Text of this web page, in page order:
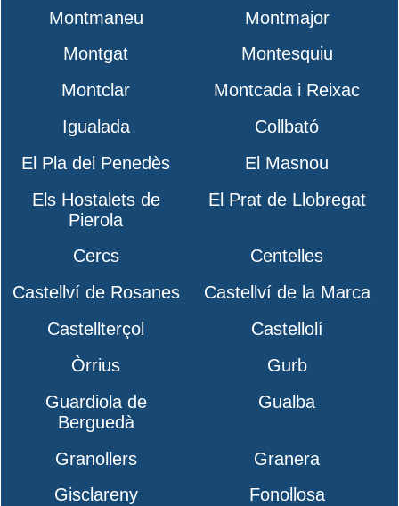
Montmaneu
Montmajor
Montgat
Montesquiu
Montclar
Montcada i Reixac
Igualada
Collbató
El Pla del Penedès
El Masnou
Els Hostalets de
Pierola
El Prat de Llobregat
Cercs
Centelles
Castellví de Rosanes
Castellví de la Marca
Castellterçol
Castellolí
Òrrius
Gurb
Guardiola de
Berguedà
Gualba
Granollers
Granera
Gisclareny
Fonollosa